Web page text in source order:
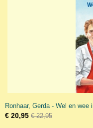
Ronhaar, Gerda - Wel en
€ 20,95 € 22,95